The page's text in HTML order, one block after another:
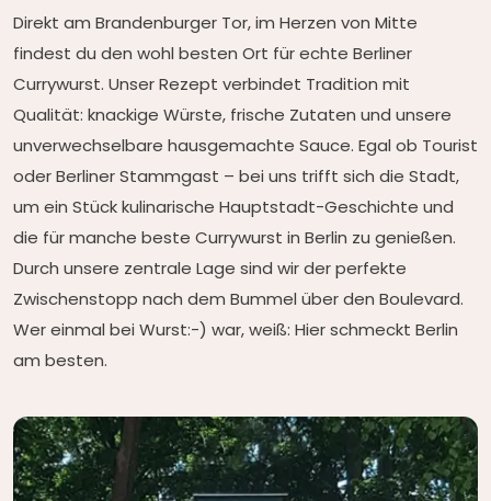
Direkt am Brandenburger Tor, im Herzen von Mitte
findest du den wohl besten Ort für echte Berliner
Currywurst. Unser Rezept verbindet Tradition mit
Qualität: knackige Würste, frische Zutaten und unsere
unverwechselbare hausgemachte Sauce. Egal ob Tourist
oder Berliner Stammgast – bei uns trifft sich die Stadt,
um ein Stück kulinarische Hauptstadt-Geschichte und
die für manche beste Currywurst in Berlin zu genießen.
Durch unsere zentrale Lage sind wir der perfekte
Zwischenstopp nach dem Bummel über den Boulevard.
Wer einmal bei Wurst:-) war, weiß: Hier schmeckt Berlin
am besten.